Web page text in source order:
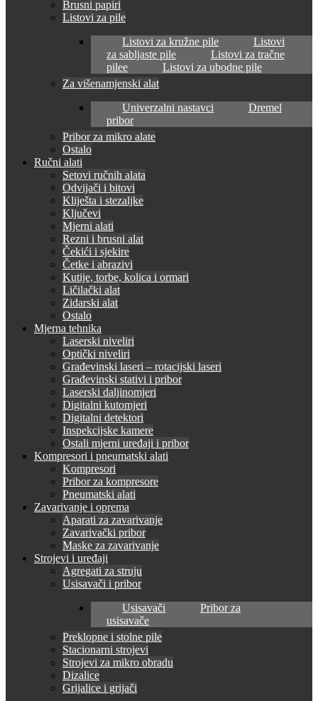
Brusni papiri
Listovi za pile
Listovi za kružne pile
Listovi
za sabljaste pile
Listovi za tračne
pilee
Listovi za ubodne pile
Za višenamjenski alat
Univerzalni nastavci
Dremel
pribor
Pribor za mikro alate
Ostalo
Ručni alati
Setovi ručnih alata
Odvijači i bitovi
Kliješta i stezaljke
Ključevi
Mjerni alati
Rezni i brusni alat
Čekići i sjekire
Četke i abrazivi
Kutije, torbe, kolica i ormari
Ličilački alat
Zidarski alat
Ostalo
Mjerna tehnika
Laserski niveliri
Optički niveliri
Građevinski laseri – rotacijski laseri
Građevinski stativi i pribor
Laserski daljinomjeri
Digitalni kutomjeri
Digitalni detektori
Inspekcijske kamere
Ostali mjerni uređaji i pribor
Kompresori i pneumatski alati
Kompresori
Pribor za kompresore
Pneumatski alati
Zavarivanje i oprema
Aparati za zavarivanje
Zavarivački pribor
Maske za zavarivanje
Strojevi i uređaji
Agregati za struju
Usisavači i pribor
Usisavači
Pribor za
usisavače
Preklopne i stolne pile
Stacionarni strojevi
Strojevi za mikro obradu
Dizalice
Grijalice i grijači